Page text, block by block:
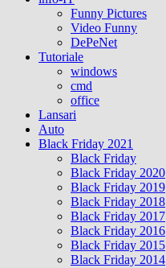
Funny Pictures
Video Funny
DePeNet
Tutoriale
windows
cmd
office
Lansari
Auto
Black Friday 2021
Black Friday
Black Friday 2020
Black Friday 2019
Black Friday 2018
Black Friday 2017
Black Friday 2016
Black Friday 2015
Black Friday 2014